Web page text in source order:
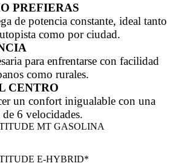
PREFIERAS
de potencia constante, ideal tanto
como por ciudad.
para enfrentarse con facilidad
como rurales.
CENTRO
un confort inigualable con una
6 velocidades.
MT GASOLINA
E-HYBRID*